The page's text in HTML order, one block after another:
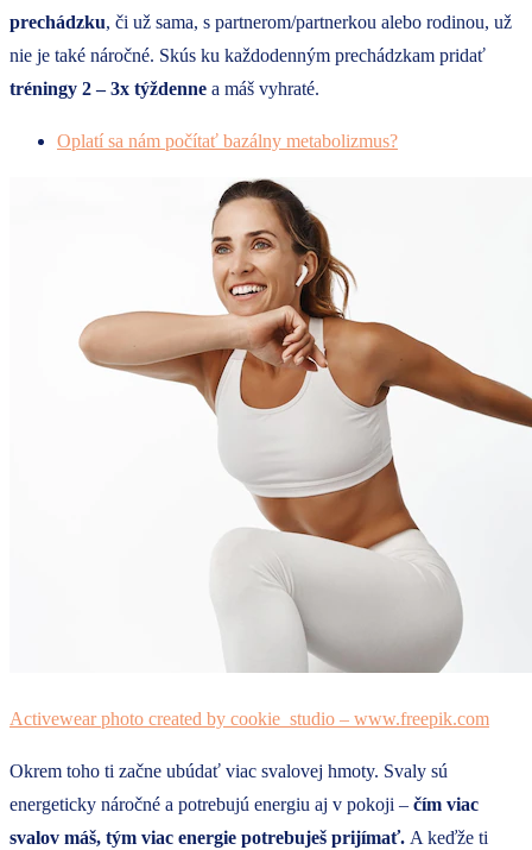
prechádzku, či už sama, s partnerom/partnerkou alebo rodinou, už
nie je také náročné. Skús ku každodenným prechádzkam pridať
tréningy 2 – 3x týždenne a máš vyhraté.
Oplatí sa nám počítať bazálny metabolizmus?
Activewear photo created by cookie_studio – www.freepik.com
Okrem toho ti začne ubúdať viac svalovej hmoty. Svaly sú
energeticky náročné a potrebujú energiu aj v pokoji – čím viac
svalov máš, tým viac energie potrebuješ prijímať. A keďže ti